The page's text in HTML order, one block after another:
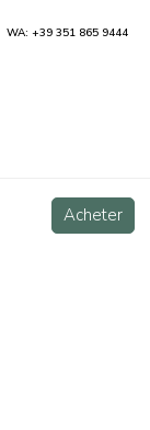
Acheter
Acheter
WA: +39 351 865 9444